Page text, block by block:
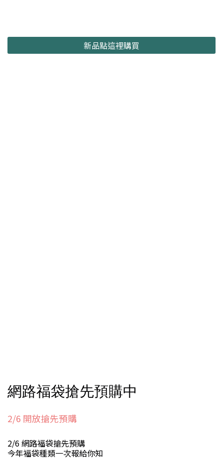
新品點這裡購買
網路福袋搶先預購中
2/6 開放搶先預購
2/6 網路福袋搶先預購
今年福袋種類一次報給你知